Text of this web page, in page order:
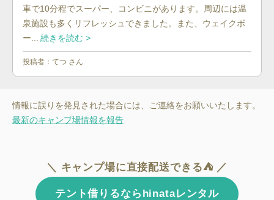
車で10分程でスーパー、コンビニがあります。周辺には温
泉施設も多くリフレッシュできました。また、ウェイクボ
ー...
続きを読む >
投稿者： てつ さん
情報に誤りを発見された場合には、ご連絡をお願いいたします。
最新のキャンプ場情報を報告
＼ キャンプ場に直接配送できる⛺ ／
テント借りるならhinataレンタル